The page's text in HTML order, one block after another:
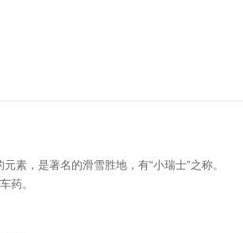
素，是著名的滑雪胜地，有“小瑞士”之称。
药。